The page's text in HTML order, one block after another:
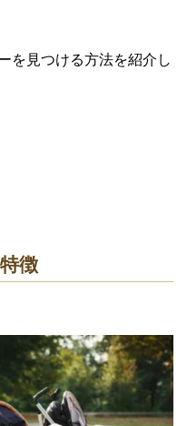
を見つける方法を紹介し
徴